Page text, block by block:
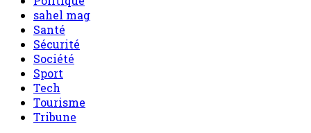
sahel mag
Santé
Sécurité
Société
Sport
Tech
Tourisme
Tribune